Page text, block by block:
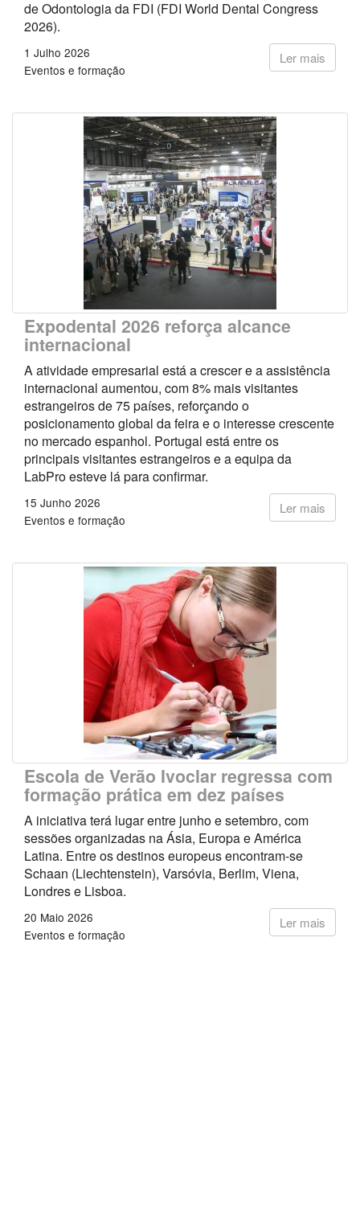
de Odontologia da FDI (FDI World Dental Congress
2026).
Ler mais
1 Julho 2026
Eventos e formação
Expodental 2026 reforça alcance
internacional
A atividade empresarial está a crescer e a assistência
internacional aumentou, com 8% mais visitantes
estrangeiros de 75 países, reforçando o
posicionamento global da feira e o interesse crescente
no mercado espanhol. Portugal está entre os
principais visitantes estrangeiros e a equipa da
LabPro esteve lá para confirmar.
Ler mais
15 Junho 2026
Eventos e formação
Escola de Verão Ivoclar regressa com
formação prática em dez países
A iniciativa terá lugar entre junho e setembro, com
sessões organizadas na Ásia, Europa e América
Latina. Entre os destinos europeus encontram-se
Schaan (Liechtenstein), Varsóvia, Berlim, Viena,
Londres e Lisboa.
Ler mais
20 Maio 2026
Eventos e formação